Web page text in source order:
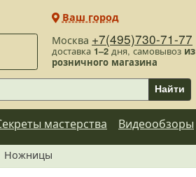
Москва +7(495)730-71-77
доставка 1–2дня, самовывоз из
розничного магазина
Ваш город
Найти
мастерства Видеообзоры
Ножницы